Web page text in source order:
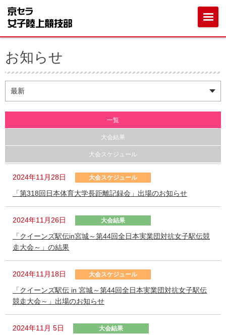
お知らせ
一覧
大会結果
大会スケジュール
2024年11月28日 大会スケジュール
「第318回日本体育大学長距離記録会」出場のお知らせ
2024年11月26日 大会結果
「クイーンズ駅伝in宮城～第44回全日本実業団対抗女子駅伝競
走大会～」の結果
2024年11月18日 大会スケジュール
「クイーンズ駅伝 in 宮城～第44回全日本実業団対抗女子駅伝
競走大会～」出場のお知らせ
2024年11月 5日 大会結果